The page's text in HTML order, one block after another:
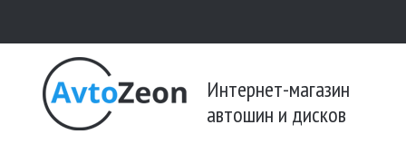
Интернет-магазин
автошин и дисков